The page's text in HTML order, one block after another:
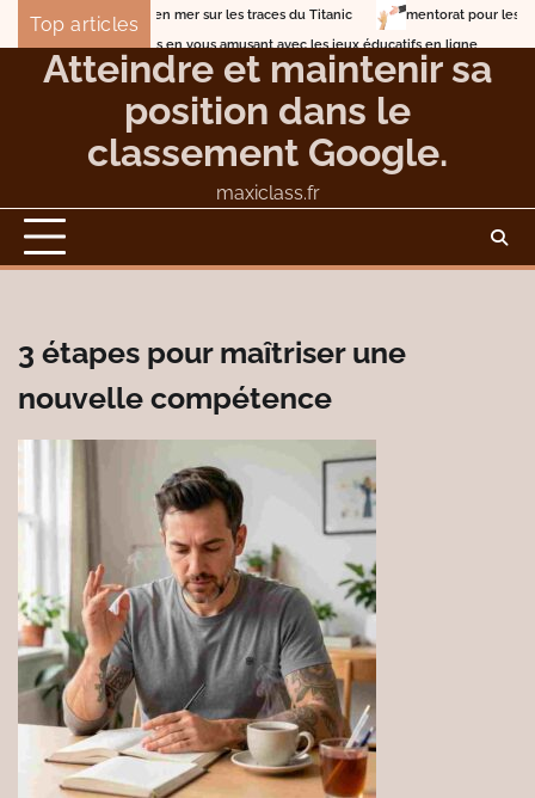
Skip
content
Top articles
Lune de miel en mer sur les traces du Titanic
mentorat pour les
Entrainez-vous en vous amusant avec les jeux éducatifs en ligne
Atteindre et maintenir sa
position dans le
classement Google.
maxiclass.fr
3 étapes pour maîtriser une
nouvelle compétence